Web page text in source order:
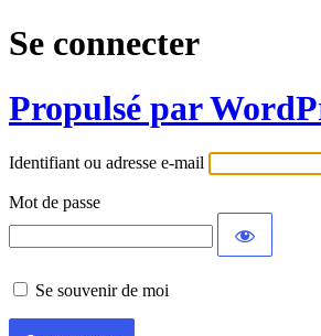
Se connecter
Propulsé par
Identifiant ou adresse e-mail
Mot de passe
Se souvenir de moi